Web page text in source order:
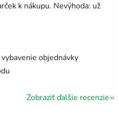
k nákupu. Nevýhoda: už
5 hviezdičiek.
objednávky
Zobraziť ďalšie recenzie